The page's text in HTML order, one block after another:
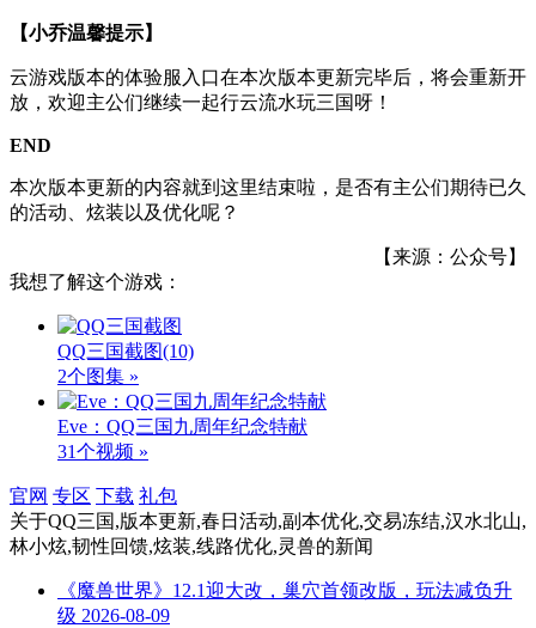
【小乔温馨提示】
云游戏版本的体验服入口在本次版本更新完毕后，将会重新开
放，欢迎主公们继续一起行云流水玩三国呀！
END
本次版本更新的内容就到这里结束啦，是否有主公们期待已久
的活动、炫装以及优化呢？
【来源：公众号】
我想了解这个游戏：
QQ三国截图(10)
2个图集 »
Eve：QQ三国九周年纪念特献
31个视频 »
官网 专区 下载 礼包
关于QQ三国,版本更新,春日活动,副本优化,交易冻结,汉水北山,
林小炫,韧性回馈,炫装,线路优化,灵兽的新闻
《魔兽世界》12.1迎大改，巢穴首领改版，玩法减负升
级 2026-08-09